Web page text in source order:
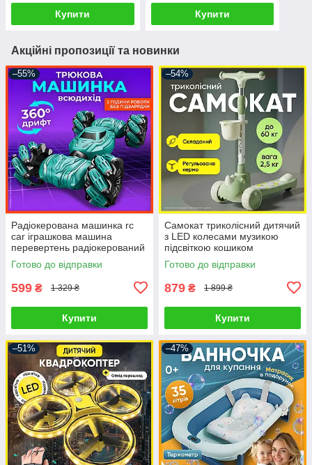
Купити Купити
Акційні пропозиції та новинки
–55%
Радіокерована машинка rc
car іграшкова машина
перевертень радіокерований
автомобіль для дітей трюкова
з жестовим браслетом
Готово до відправки
599 ₴ 1 329 ₴
Купити
–54%
Самокат триколісний дитячий
з LED колесами музикою
підсвіткою кошиком
регульоване кермо ніжне
гальмо складний транспорт
Готово до відправки
879 ₴ 1 899 ₴
Купити
–51% –47%